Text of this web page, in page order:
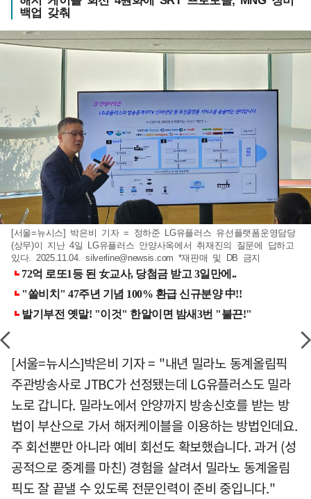
백업 갖춰
[서울=뉴시스] 박은비 기자 = 정하준 LG유플러스 유선플랫폼운영담당
(상무)이 지난 4일 LG유플러스 안양사옥에서 취재진의 질문에 답하고
있다. 2025.11.04.silverline@newsis.com *재판매 및 DB 금지
[서울=뉴시스]박은비 기자 = "내년 밀라노 동계올림픽
주관방송사로 JTBC가 선정됐는데 LG유플러스도 밀라
노로 갑니다. 밀라노에서 안양까지 방송신호를 받는 방
법이 부산으로 가서 해저케이블을 이용하는 방법인데요.
주 회선뿐만 아니라 예비 회선도 확보했습니다. 과거 (성
공적으로 중계를 마친) 경험을 살려서 밀라노 동계올림
픽도 잘 끝낼 수 있도록 전문인력이 준비 중입니다."